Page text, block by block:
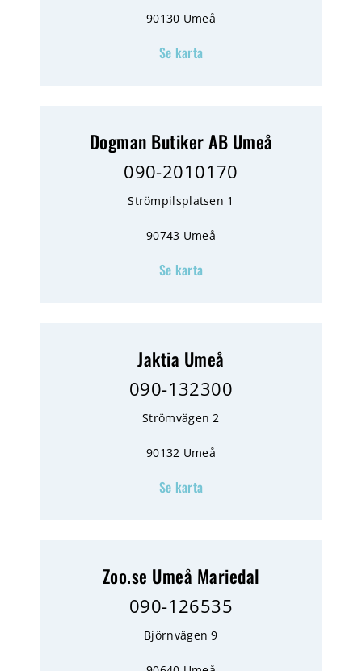
90130 Umeå
Se karta
Dogman Butiker AB Umeå
090-2010170
Strömpilsplatsen 1
90743 Umeå
Se karta
Jaktia Umeå
090-132300
Strömvägen 2
90132 Umeå
Se karta
Zoo.se Umeå Mariedal
090-126535
Björnvägen 9